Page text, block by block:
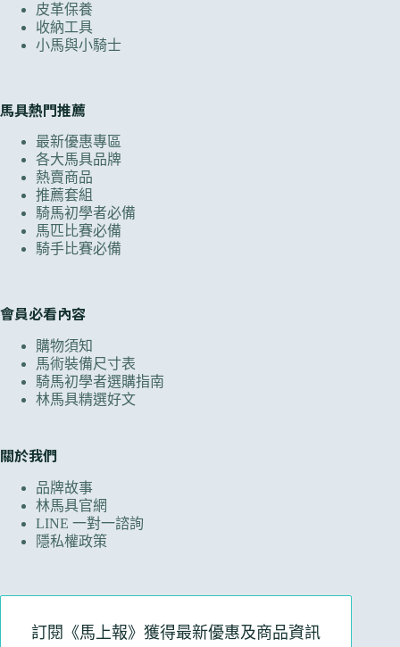
皮革保養
收納工具
小馬與小騎士
馬具熱門推薦
最新優惠專區
各大馬具品牌
熱賣商品
推薦套組
騎馬初學者必備
馬匹比賽必備
騎手比賽必備
會員必看內容
購物須知
馬術裝備尺寸表
騎馬初學者選購指南
林馬具精選好文
關於我們
品牌故事
林馬具官網
LINE 一對一諮詢
隱私權政策
訂閱《馬上報》獲得最新優惠及商品資訊